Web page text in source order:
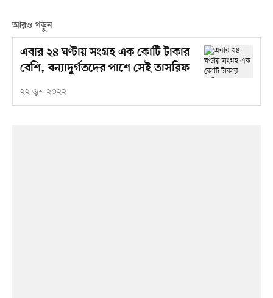
আরও পড়ুন
এবার ২৪ ঘণ্টায় সংগ্রহ এক কোটি টাকার
বেশি, বন্যাদুর্গতদের পাশে সেই তাসরিফ
২২ জুন ২০২২